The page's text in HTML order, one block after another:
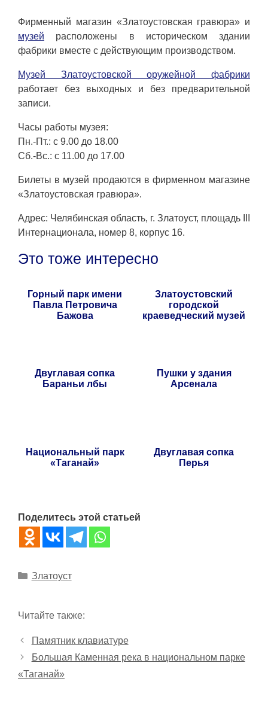
Фирменный магазин «Златоустовская гравюра» и
музей расположены в историческом здании
фабрики вместе с действующим производством.
Музей Златоустовской оружейной фабрики
работает без выходных и без предварительной
записи.
Часы работы музея:
Пн.-Пт.: с 9.00 до 18.00
Сб.-Вс.: с 11.00 до 17.00
Билеты в музей продаются в фирменном магазине
«Златоустовская гравюра».
Адрес: Челябинская область, г. Златоуст, площадь III
Интернационала, номер 8, корпус 16.
Это тоже интересно
Горный парк имени
Павла Петровича
Бажова
Златоустовский
городской
краеведческий музей
Двуглавая сопка
Бараньи лбы
Пушки у здания
Арсенала
Национальный парк
«Таганай»
Двуглавая сопка
Перья
Поделитесь этой статьей
Рубрики
Златоуст
Читайте также:
Памятник клавиатуре
Большая Каменная река в национальном парке
«Таганай»